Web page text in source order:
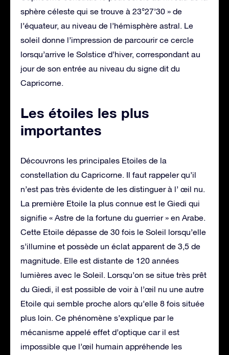
sphère céleste qui se trouve à 23°27’30 » de
l’équateur, au niveau de l’hémisphère astral. Le
soleil donne l’impression de parcourir ce cercle
lorsqu’arrive le Solstice d’hiver, correspondant au
jour de son entrée au niveau du signe dit du
Capricorne.
Les étoiles les plus
importantes
Découvrons les principales Etoiles de la
constellation du Capricorne. Il faut rappeler qu’il
n’est pas très évidente de les distinguer à l’ œil nu.
La première Etoile la plus connue est le Giedi qui
signifie « Astre de la fortune du guerrier » en Arabe.
Cette Etoile dépasse de 30 fois le Soleil lorsqu’elle
s’illumine et possède un éclat apparent de 3,5 de
magnitude. Elle est distante de 120 années
lumières avec le Soleil. Lorsqu’on se situe très prêt
du Giedi, il est possible de voir à l’œil nu une autre
Etoile qui semble proche alors qu’elle 8 fois située
plus loin. Ce phénomène s’explique par le
mécanisme appelé effet d’optique car il est
impossible que l’œil humain appréhende les